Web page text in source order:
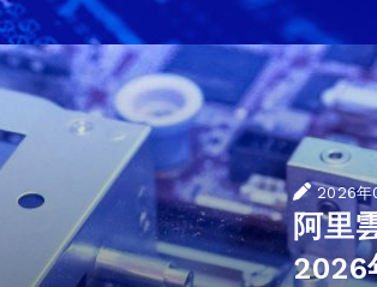
2026年
阿里
2026